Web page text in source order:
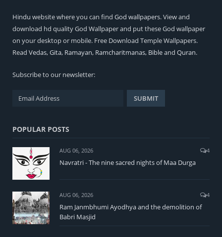
Hindu website where you can find God wallpapers. View and
download hd quality God Wallpaper and put these God wallpaper
on your desktop or mobile. Free Download Temple Wallpapers.
Read Vedas,Gita, Ramayan, Ramcharitmanas, Bibleand Quran.
Subscribe to our newsletter:
POPULAR POSTS
AUG 06, 2026 4
Navratri - The nine sacred nights of Maa Durga
AUG 06, 2026 4
Ram Janmbhumi Ayodhya and the demolition of
Babri Masjid